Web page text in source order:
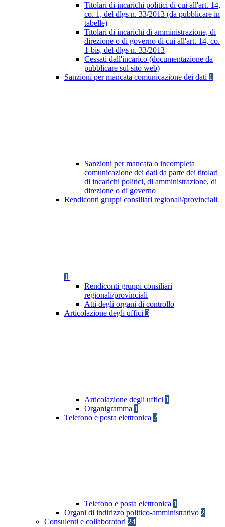
Titolari di incarichi politici di cui all'art. 14,
co. 1, del dlgs n. 33/2013 (da pubblicare in
tabelle)
Titolari di incarichi di amministrazione, di
direzione o di governo di cui all'art. 14, co.
1-bis, del dlgs n. 33/2013
Cessati dall'incarico (documentazione da
pubblicare sul sito web)
Sanzioni per mancata comunicazione dei dati 1
Sanzioni per mancata o incompleta
comunicazione dei dati da parte dei titolari
di incarichi politici, di amministrazione, di
direzione o di governo
Rendiconti gruppi consiliari regionali/provinciali
1
Rendiconti gruppi consiliari
regionali/provinciali
Atti degli organi di controllo
Articolazione degli uffici 3
Articolazione degli uffici 1
Organigramma 1
Telefono e posta elettronica 2
Telefono e posta elettronica 1
Organi di indirizzo politico-amministrativo 2
Consulenti e collaboratori 24